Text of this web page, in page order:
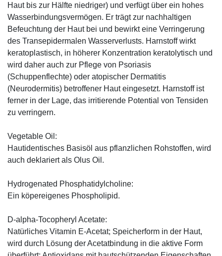
Haut bis zur Hälfte niedriger) und verfügt über ein hohes
Wasserbindungsvermögen. Er trägt zur nachhaltigen
Befeuchtung der Haut bei und bewirkt eine Verringerung
des Transepidermalen Wasserverlusts. Harnstoff wirkt
keratoplastisch, in höherer Konzentration keratolytisch und
wird daher auch zur Pflege von Psoriasis
(Schuppenflechte) oder atopischer Dermatitis
(Neurodermitis) betroffener Haut eingesetzt. Harnstoff ist
ferner in der Lage, das irritierende Potential von Tensiden
zu verringern.
Vegetable Oil:
Hautidentisches Basisöl aus pflanzlichen Rohstoffen, wird
auch deklariert als Olus Oil.
Hydrogenated Phosphatidylcholine:
Ein köpereigenes Phospholipid.
D-alpha-Tocopheryl Acetate:
Natürliches Vitamin E-Acetat; Speicherform in der Haut,
wird durch Lösung der Acetatbindung in die aktive Form